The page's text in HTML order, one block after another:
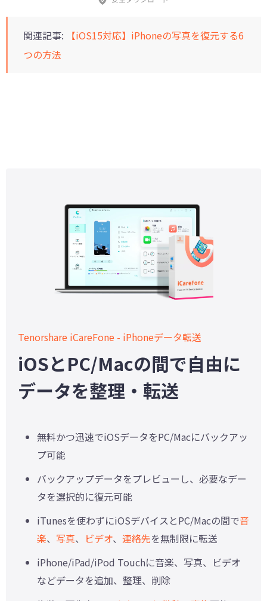
関連記事:
【iOS15対応】iPhoneの写真を復元する6
つの方法
Tenorshare iCareFone - iPhoneデータ転送
iOSとPC/Macの間で自由に
データを整理・転送
無料かつ迅速でiOSデータをPC/Macにバックアッ
プ可能
バックアップデータをプレビューし、必要なデー
タを選択的に復元可能
iTunesを使わずにiOSデバイスとPC/Macの間で音
楽、 写真、 ビデオ、 連絡先を無制限に転送
iPhone/iPad/iPod Touchに音楽、写真、ビデオ
などデータを追加、整理、削除